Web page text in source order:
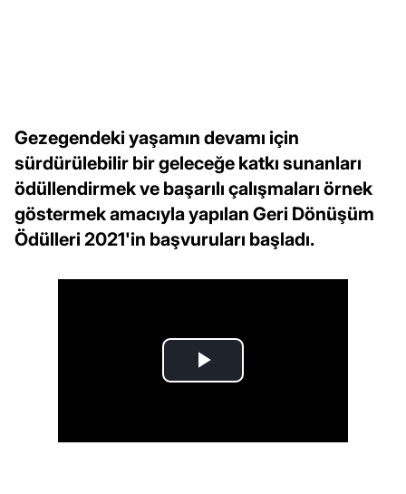
Gezegendeki yaşamın devamı için
sürdürülebilir bir geleceğe katkı sunanları
ödüllendirmek ve başarılı çalışmaları örnek
göstermek amacıyla yapılan Geri Dönüşüm
Ödülleri 2021'in başvuruları başladı.